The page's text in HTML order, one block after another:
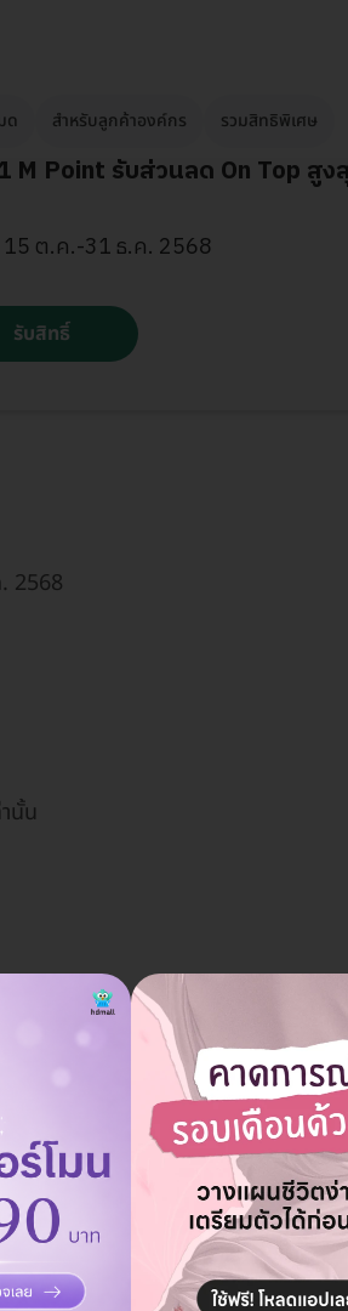
ด สำหรับลูกค้าองค์กร รวมสิทธิพิเศษ
M Point รับส่วนลด On Top สู
ต.ค.-31 ธ.ค. 2568
รับสิทธิ์
2568
นั้น